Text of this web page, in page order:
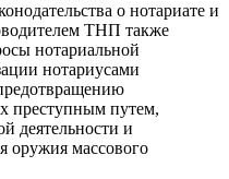
о нотариате и
ТНП также
нотариальной
нотариусами
преступным путем,
деятельности и
оружия массового